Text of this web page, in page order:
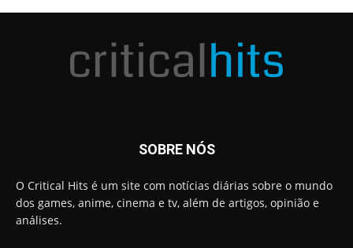
SOBRE NÓS
O Critical Hits é um site com notícias diárias sobre o mundo
dos games, anime, cinema e tv, além de artigos, opinião e
análises.